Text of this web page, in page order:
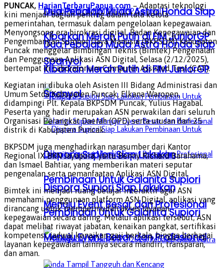
Dua Pebalap Muda Astra Honda Siap
Kibarkan Merah Putih di FIM JuniorGP
Spanyol
Dispora Supiori Siap Lakukan
Pembinaan Untuk Galanita Supiori
Menuju Event Besar dan Profesional
Dua Pebalap Muda Astra Honda Siap
Kibarkan Merah Putih di FIM JuniorGP
Spanyol
Dispora Supiori Siap Lakukan
Pembinaan Untuk Galanita Supiori
Menuju Event Besar dan Profesional
PUNCAK, HarianTerbaruPapua.com – Adaptasi teknologi
kini menjadi bagian penting dalam tata kelola
pemerintahan, termasuk dalam pengelolaan kepegawaian.
Menyongsong era birokrasi digital, Badan Kepegawaian dan
Pengembangan Sumber Daya Manusia (BKPSDM) Kabupaten
Puncak menggelar Bimbingan Teknis (Bimtek) Pengenalan
dan Penggunaan Aplikasi ASN Digital, Selasa (2/12/2025),
bertempat di Laboratorium Computer Assisted Test (CAT).
Kegiatan ini dibuka oleh Asisten III Bidang Administrasi dan
Umum Setda Kabupaten Puncak, Elkana Waropen,
didampingi Plt. Kepala BKPSDM Puncak, Yulius Hagabal.
Peserta yang hadir merupakan ASN perwakilan dari seluruh
Organisasi Perangkat Daerah (OPD) serta utusan dari 25
distrik di Kabupaten Puncak.
BKPSDM juga menghadirkan narasumber dari Kantor
Regional IX BKN Jayapura, yaitu Benny Richard Barahama,
dan Ismael Bahtiar, yang memberikan materi seputar
pengenalan serta pemanfaatan Aplikasi ASN Digital.
Bimtek ini menjadi ruang belajar interaktif agar ASN
memahami penggunaan platform ASN Digital, aplikasi yang
dirancang untuk mempermudah akses layanan
kepegawaian secara daring. Melalui aplikasi tersebut, ASN
dapat melihat riwayat jabatan, kenaikan pangkat, sertifikasi
kompetensi, jadwal kenaikan gaji berkala, hingga berbagai
layanan kepegawaian lainnya secara mandiri, transparan,
dan aman.